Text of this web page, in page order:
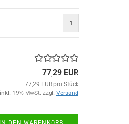
1
77,29 EUR
77,29 EUR pro Stück
inkl. 19% MwSt. zzgl. Versand
IN DEN WARENKORB